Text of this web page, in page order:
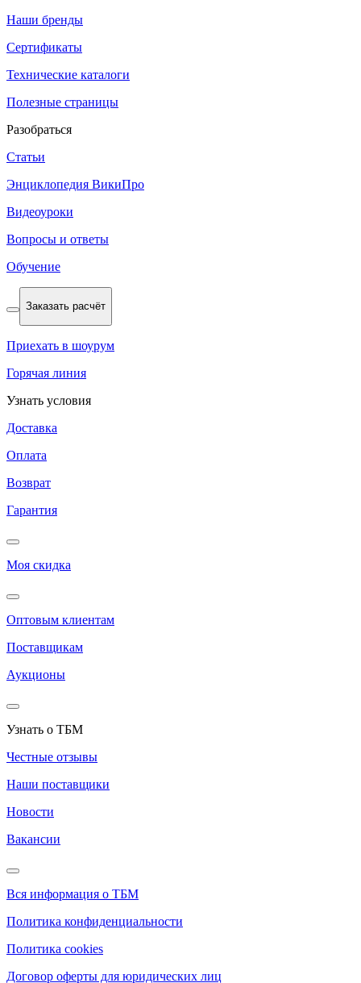
Наши бренды
Сертификаты
Технические каталоги
Полезные страницы
Разобраться
Статьи
Энциклопедия ВикиПро
Видеоуроки
Вопросы и ответы
Обучение
Заказать расчёт
Приехать в шоурум
Горячая линия
Узнать условия
Доставка
Оплата
Возврат
Гарантия
Моя скидка
Оптовым клиентам
Поставщикам
Аукционы
Узнать о ТБМ
Честные отзывы
Наши поставщики
Новости
Вакансии
Вся информация о ТБМ
Политика конфиденциальности
Политика cookies
Договор оферты для юридических лиц